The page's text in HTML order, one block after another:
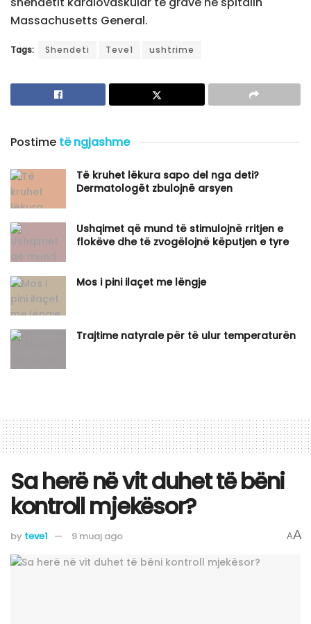
Massachusetts General.
Tags: Shendeti Teve1 ushtrime
Postime të ngjashme
Të kruhet lëkura sapo del nga deti?
Dermatologët zbulojnë arsyen
Ushqimet që mund të stimulojnë rritjen e
flokëve dhe të zvogëlojnë këputjen e tyre
Mos i pini ilaçet me lëngje
Trajtime natyrale për të ulur temperaturën
Sa herë në vit duhet të bëni
kontroll mjekësor?
by teve1 9 muaj ago AA